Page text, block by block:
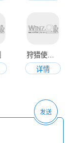
狩猎使命官方正版游戏
详情
发送